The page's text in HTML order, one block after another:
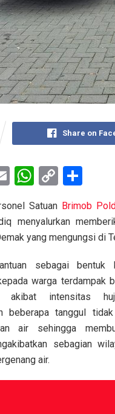
Share on
E
ail
W
at
s
p
p
C
py
Li
k
ar
e
Satuan Brimob
menyalurkan
yang mengungsi
sebagai bentuk
warga terdampak
akibat intensitas
beberapa tanggul
air sehingga
sebagian
air.